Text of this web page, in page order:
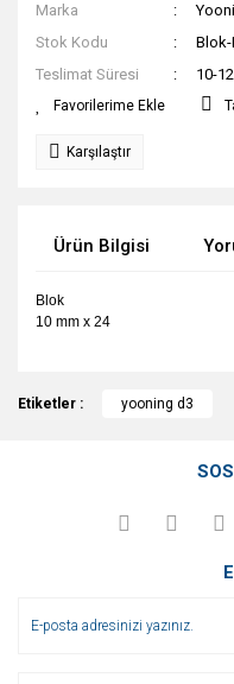
Marka
Stok Kodu
Blok-
Teslimat Süresi
10-
Karşılaştır
Ürün Bilgisi
Blok
10 mm x 24
Bu ürüne
konularda yetersiz
Ürün bilgilerinde
Etiketler : yooning d3